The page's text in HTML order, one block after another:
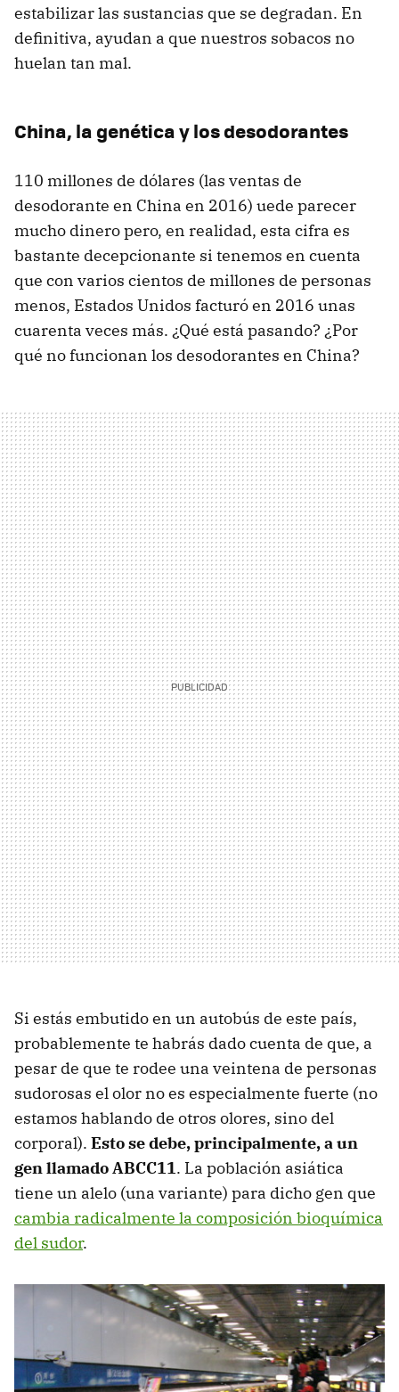
estabilizar las sustancias que se degradan. En
definitiva, ayudan a que nuestros sobacos no
huelan tan mal.
China, la genética y los desodorantes
110 millones de dólares (las ventas de
desodorante en China en 2016) uede parecer
mucho dinero pero, en realidad, esta cifra es
bastante decepcionante si tenemos en cuenta
que con varios cientos de millones de personas
menos, Estados Unidos facturó en 2016 unas
cuarenta veces más. ¿Qué está pasando? ¿Por
qué no funcionan los desodorantes en China?
Si estás embutido en un autobús de este país,
probablemente te habrás dado cuenta de que, a
pesar de que te rodee una veintena de personas
sudorosas el olor no es especialmente fuerte (no
estamos hablando de otros olores, sino del
corporal). Esto se debe, principalmente, a un
gen llamado ABCC11. La población asiática
tiene un alelo (una variante) para dicho gen que
cambia radicalmente la composición bioquímica
del sudor.